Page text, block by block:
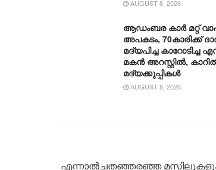
AUGUST 8, 2026
ആഡംബര കാര്‍ മറ്റ്
അപകടം, 70കാരിക്ക്
മദ്യപിച്ച
മകന്‍ അറസ്റ്റില്‍,
മദ്യക്കുപ്പികള്‍
AUGUST 8, 2026
എന്നാൽചതഞ്ഞരഞ്ഞ മസിലുകളും